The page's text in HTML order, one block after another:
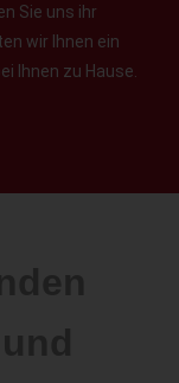
Sie uns ihr
wir Ihnen ein
Ihnen zu Hause.